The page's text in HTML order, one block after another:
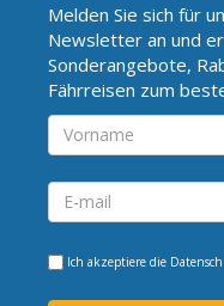
Melden Sie sich für
Newsletter an und
Sonderangebote,
Fährreisen zum
Ich akzeptiere die